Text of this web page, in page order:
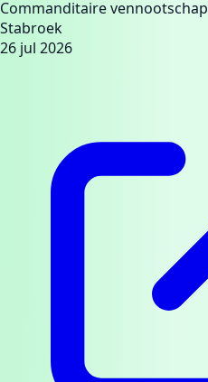
Commanditaire vennootschap
Stabroek
26 jul 2026